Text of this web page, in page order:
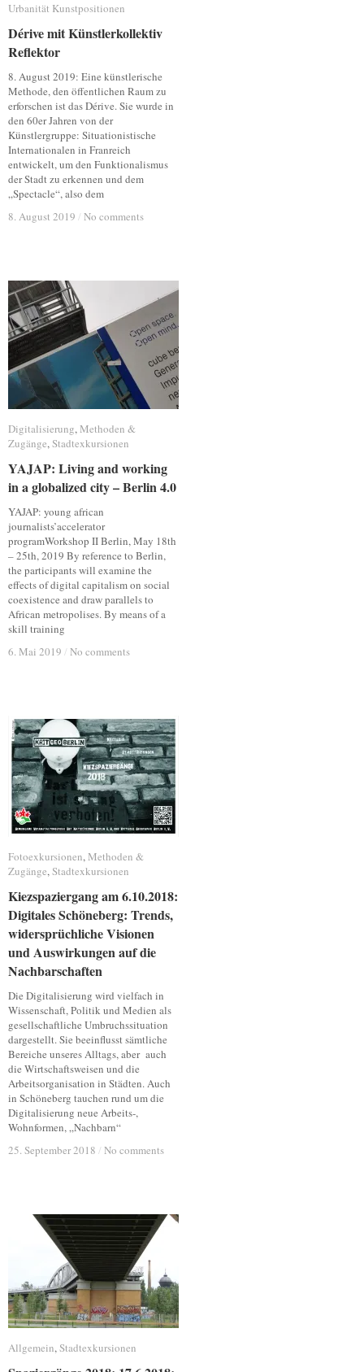
Urbanität Kunstpositionen
Dérive mit Künstlerkollektiv
Reflektor
8. August 2019: Eine künstlerische
Methode, den öffentlichen Raum zu
erforschen ist das Dérive. Sie wurde in
den 60er Jahren von der
Künstlergruppe: Situationistische
Internationalen in Franreich
entwickelt, um den Funktionalismus
der Stadt zu erkennen und dem
„Spectacle“, also dem
8. August 2019 / No comments
Urbanität Kunstpositionen
Dérive mit Künstlerkollektiv
Reflektor
8. August 2019 / No comments
Digitalisierung,Methoden &
Zugänge,Stadtexkursionen
YAJAP: Living and working
in a globalized city – Berlin 4.0
YAJAP: young african
journalists’accelerator
programWorkshop II Berlin, May 18th
– 25th, 2019 By reference to Berlin,
the participants will examine the
effects of digital capitalism on social
coexistence and draw parallels to
African metropolises. By means of a
skill training
6. Mai 2019 / No comments
Digitalisierung Methoden &
Zugänge Stadtexkursionen
YAJAP: Living and working
in a globalized city – Berlin 4.0
6. Mai 2019 / No comments
Fotoexkursionen,Methoden &
Zugänge,Stadtexkursionen
Kiezspaziergang am 6.10.2018:
Digitales Schöneberg: Trends,
widersprüchliche Visionen
und Auswirkungen auf die
Nachbarschaften
Die Digitalisierung wird vielfach in
Wissenschaft, Politik und Medien als
gesellschaftliche Umbruchssituation
dargestellt. Sie beeinflusst sämtliche
Bereiche unseres Alltags, aber auch
die Wirtschaftsweisen und die
Arbeitsorganisation in Städten. Auch
in Schöneberg tauchen rund um die
Digitalisierung neue Arbeits-,
Wohnformen, „Nachbarn“
25. September 2018 / No comments
Fotoexkursionen Methoden &
Zugänge Stadtexkursionen
Kiezspaziergang am 6.10.2018:
Digitales Schöneberg: Trends,
widersprüchliche Visionen
und Auswirkungen auf die
Nachbarschaften
25. September 2018 / No comments
Allgemein,Stadtexkursionen
Allgemein Stadtexkursionen